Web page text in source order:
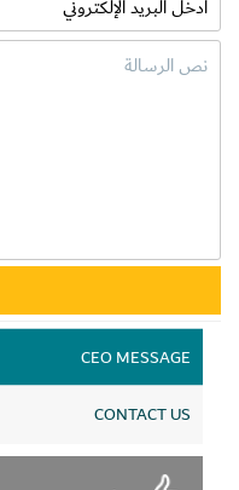
والتأهيل في البلدين.
افتتح ملتقى العمل
ويعتبر الملتقى
الشراكة بين
أوزبكستان في
التعاون المبرم
أبريل الماضي.
CEO MESSAGE
CONTACT US